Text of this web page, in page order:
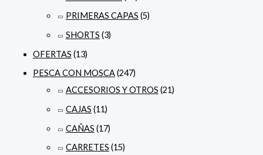
PRIMERAS CAPAS (5)
SHORTS (3)
OFERTAS (13)
PESCA CON MOSCA(247)
ACCESORIOS Y OTROS (21)
CAJAS (11)
CAÑAS (17)
CARRETES (15)